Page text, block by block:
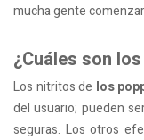
mucha gente
¿Cuáles son
Los nitritos de los
del usuario; pueden
seguras. Los otros